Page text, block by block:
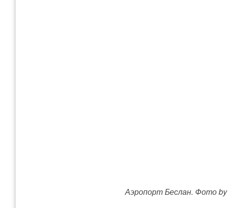
Аэропорт Беслан. Фото by